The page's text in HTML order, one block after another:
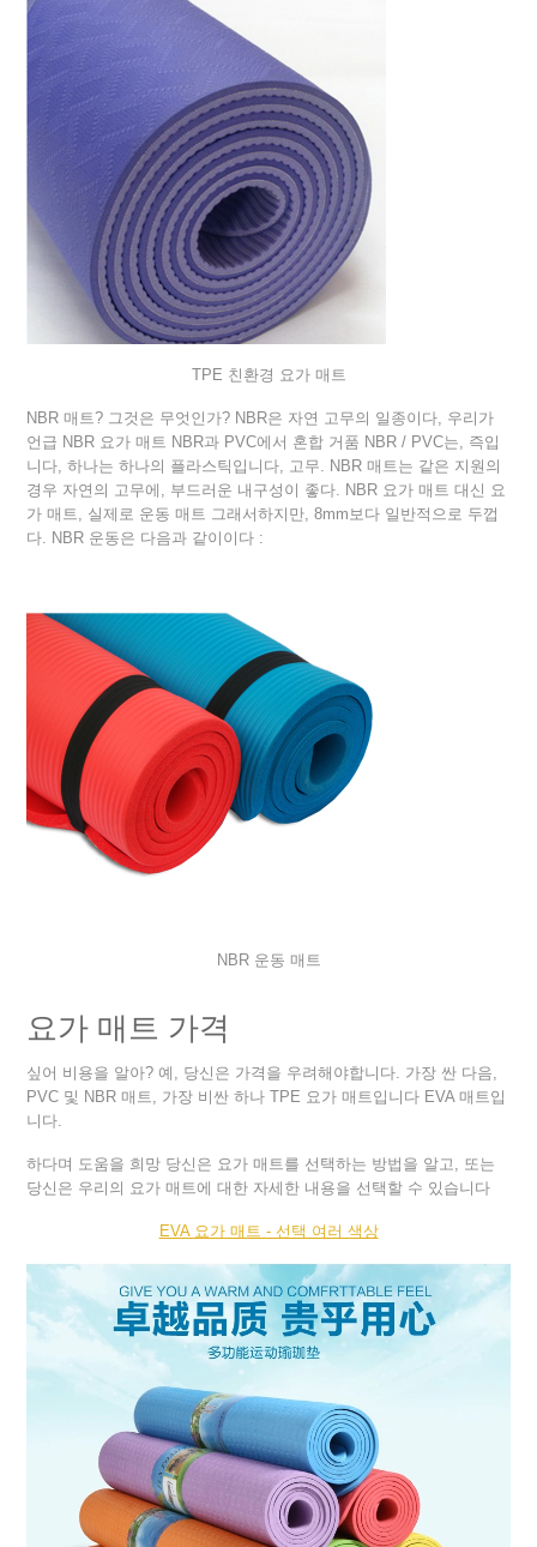
TPE 친환경 요가 매트
NBR 매트? 그것은 무엇인가? NBR은 자연 고무의 일종이다, 우리가
언급 NBR 요가 매트 NBR과 PVC에서 혼합 거품 NBR / PVC는, 즉입
니다, 하나는 하나의 플라스틱입니다, 고무. NBR 매트는 같은 지원의
경우 자연의 고무에, 부드러운 내구성이 좋다. NBR 요가 매트 대신 요
가 매트, 실제로 운동 매트 그래서하지만, 8mm보다 일반적으로 두껍
다. NBR 운동은 다음과 같이이다 :
NBR 운동 매트
요가 매트 가격
싶어 비용을 알아? 예, 당신은 가격을 우려해야합니다. 가장 싼 다음,
PVC 및 NBR 매트, 가장 비싼 하나 TPE 요가 매트입니다 EVA 매트입
니다.
하다며 도움을 희망 당신은 요가 매트를 선택하는 방법을 알고, 또는
당신은 우리의 요가 매트에 대한 자세한 내용을 선택할 수 있습니다
EVA 요가 매트 - 선택 여러 색상